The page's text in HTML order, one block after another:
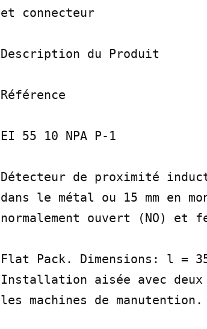
et connecteur
Description du Produit
Référence
EI 55 10 NPA P-1
Détecteur de proximité
dans le métal ou 15 mm en
normalement ouvert (NO) et
Flat Pack. Dimensions: l =
Installation aisée avec
les machines de manutention.